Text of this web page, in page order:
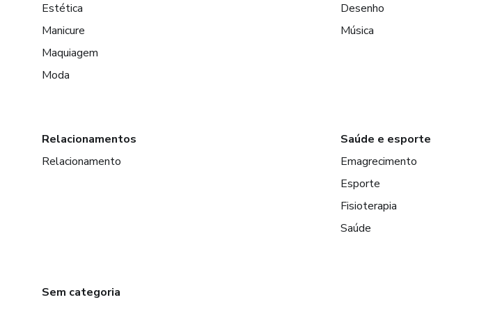
Estética
Manicure
Maquiagem
Moda
Desenho
Música
Relacionamentos
Relacionamento
Saúde e esporte
Emagrecimento
Esporte
Fisioterapia
Saúde
Sem categoria